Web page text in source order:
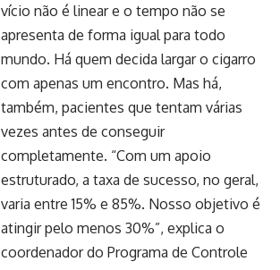
vício não é linear e o tempo não se
apresenta de forma igual para todo
mundo. Há quem decida largar o cigarro
com apenas um encontro. Mas há,
também, pacientes que tentam várias
vezes antes de conseguir
completamente. “Com um apoio
estruturado, a taxa de sucesso, no geral,
varia entre 15% e 85%. Nosso objetivo é
atingir pelo menos 30%”, explica o
coordenador do Programa de Controle